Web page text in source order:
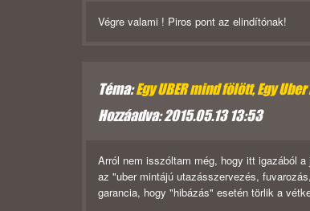
Végre valami ! Piros pont az elindítónak!
Téma:Egy UBER mind fölött, Egy
Hozzáadva: 2015.05.13 13:53
Arról nem isszóltam még, hogy itt igazából
az "uber mintájú utazásszervezés,
garancia, hogy "hibázás" esetén törlik a